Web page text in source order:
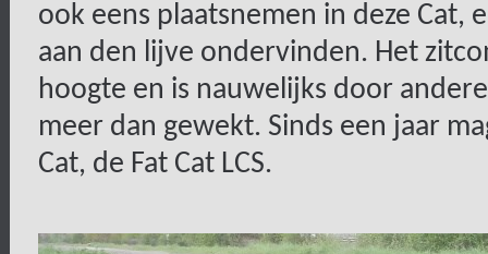
ook eens plaatsnemen in deze Cat,
aan den lijve ondervinden. Het
hoogte en is nauwelijks door
meer dan gewekt. Sinds een jaar
Cat, de Fat Cat LCS.